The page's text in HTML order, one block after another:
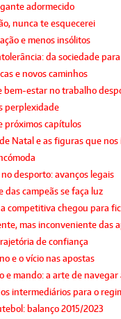
adormecido
nunca te esquecerei
e menos insólitos
da sociedade
e novos caminhos
bem-estar no trabalho
perplexidade
próximos capítulos
Natal e as figuras que
desporto: avanços legais
das campeãs se faça luz
competitiva chegou para
mas inconveniente das
de confiança
e o vício nas apostas
e mando: a arte de navegar
intermediários para o
balanço 2015/2023